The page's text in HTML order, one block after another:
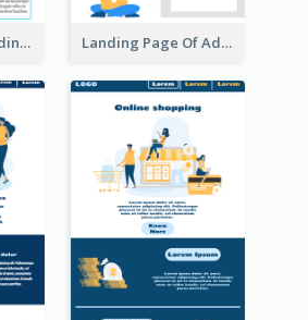
SEO Analysis Landing Page Landing Page Of Advertising Company